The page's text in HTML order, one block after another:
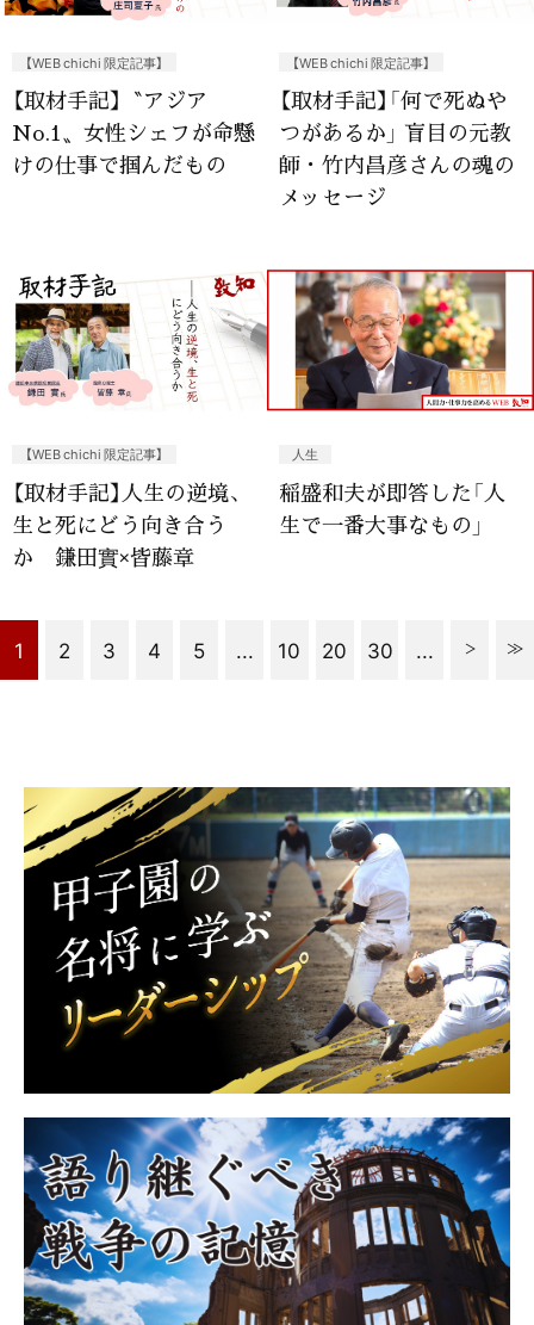
【WEB chichi 限定記事】
【取材手記】〝アジア
No.1〟女性シェフが命懸
けの仕事で掴んだもの
【WEB chichi 限定記事】
【取材手記】「何で死ぬや
つがあるか」 盲目の元教
師・竹内昌彦さんの魂の
メッセージ
【WEB chichi 限定記事】
【取材手記】人生の逆境、
生と死にどう向き合う
か 鎌田實×皆藤章
人生
稲盛和夫が即答した「人
生で一番大事なもの」
1 2 3 4 5 ... 10 20 30 ...